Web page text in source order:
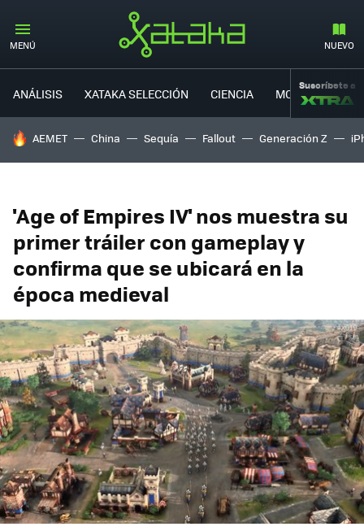
MENÚ NUEVO
ANÁLISIS XATAKA SELECCIÓN CIENCIA MOVILIDAD
Suscríbete a
HOY SE HABLA DE
AEMET China Sequía Fallout Generación Z
'Age of Empires IV' nos muestra su
primer tráiler con gameplay y
confirma que se ubicará en la
época medieval